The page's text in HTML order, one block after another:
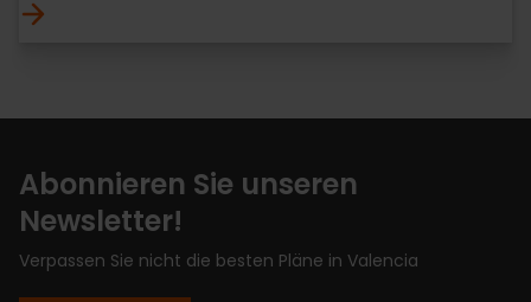
Abonnieren Sie unseren
Newsletter!
Verpassen Sie nicht die besten Pläne in Valencia